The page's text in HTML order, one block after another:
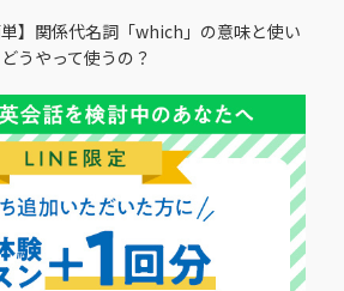
単】関係代名詞「which」の意味と使い
うやって使うの？